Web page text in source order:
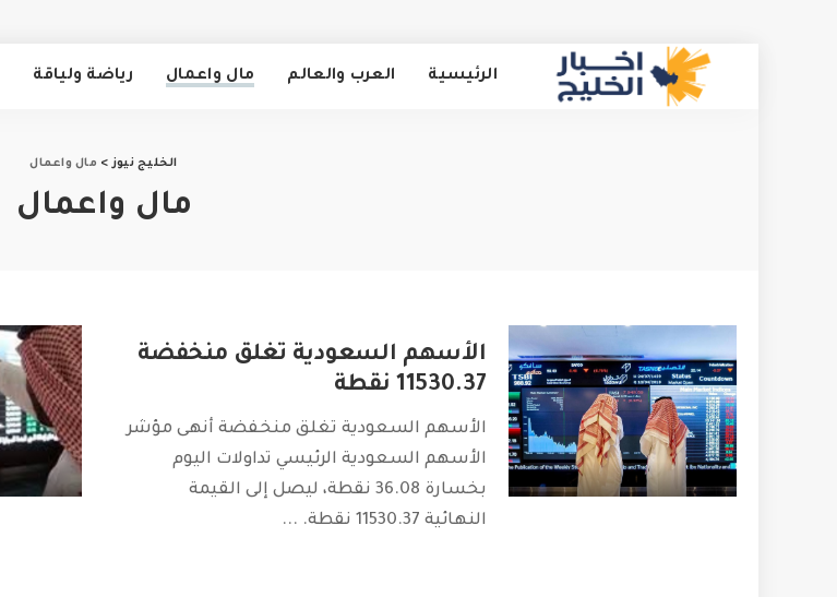
الرئيسية العرب والعالم مال واعمال رياضة ولياقة
الخليج نيوز> مال واعمال
مال واعمال
الأسهم السعودية تغلق منخفضة
11530.37 نقطة
الأسهم السعودية تغلق منخفضة أنهى مؤشر
الأسهم السعودية الرئيسي تداولات اليوم
بخسارة 36.08 نقطة، ليصل إلى القيمة
النهائية 11530.37 نقطة.
...